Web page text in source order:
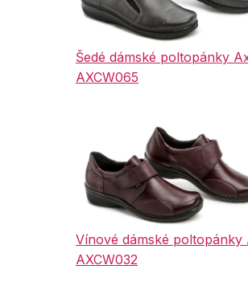
Šedé dámské poltopánky
AXCW065
Vínové dámské poltopánky
AXCW032